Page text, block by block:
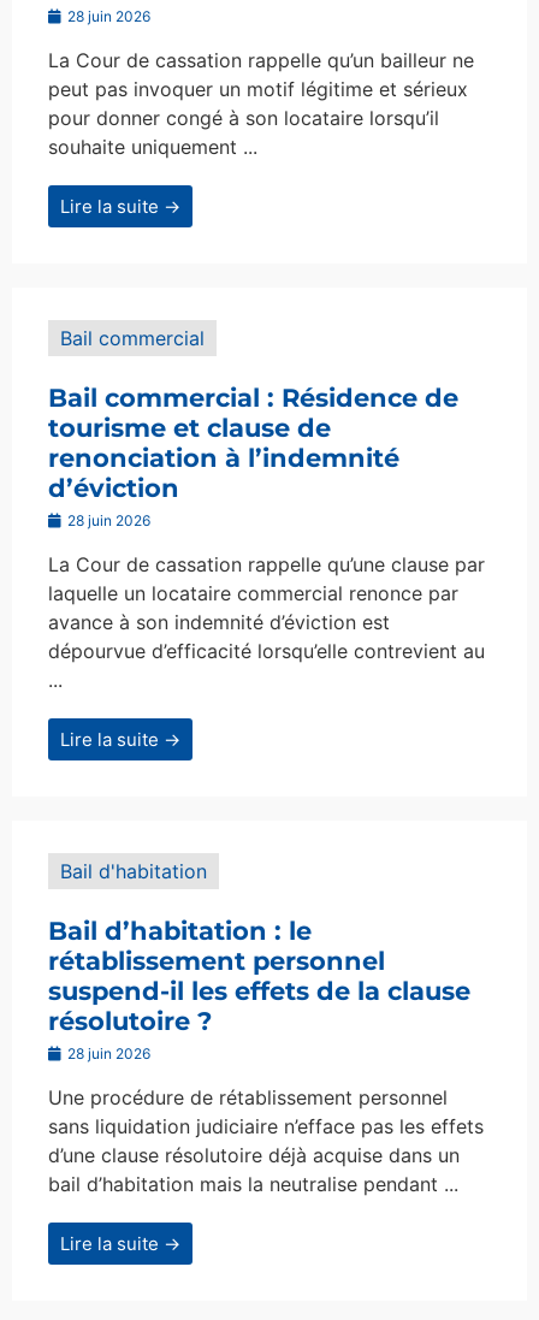
28 juin 2026
La Cour de cassation rappelle qu’un bailleur ne
peut pas invoquer un motif légitime et sérieux
pour donner congé à son locataire lorsqu’il
souhaite uniquement ...
Lire la suite →
Bail commercial
Bail commercial : Résidence de
tourisme et clause de
renonciation à l’indemnité
d’éviction
28 juin 2026
La Cour de cassation rappelle qu’une clause par
laquelle un locataire commercial renonce par
avance à son indemnité d’éviction est
dépourvue d’efficacité lorsqu’elle contrevient au
...
Lire la suite →
Bail d'habitation
Bail d’habitation : le
rétablissement personnel
suspend-il les effets de la clause
résolutoire ?
28 juin 2026
Une procédure de rétablissement personnel
sans liquidation judiciaire n’efface pas les effets
d’une clause résolutoire déjà acquise dans un
bail d’habitation mais la neutralise pendant ...
Lire la suite →